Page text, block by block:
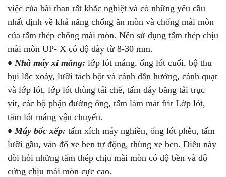
việc của bãi than rất khắc nghiệt và có những yêu cầu
nhất định về khả năng chống ăn mòn và chống mài mòn
của tấm thép chống mài mòn. Nên sử dụng tấm thép chịu
mài mòn UP- X có độ dày từ 8-30 mm.
♦ Nhà máy xi măng: lớp lót máng, ống lót cuối, bộ thu
bụi lốc xoáy, lưỡi tách bột và cánh dẫn hướng, cánh quạt
và lớp lót, lớp lót thùng tái chế, tấm đáy băng tải trục
vít, các bộ phận đường ống, tấm làm mát frit Lớp lót,
tấm lót máng vận chuyển.
♦ Máy bốc xếp: tấm xích máy nghiền, ống lót phễu, tấm
lưỡi gầu, ván đổ xe ben tự động, thùng xe ben. Điều này
đòi hỏi những tấm thép chịu mài mòn có độ bền và độ
cứng chịu mài mòn cực cao.